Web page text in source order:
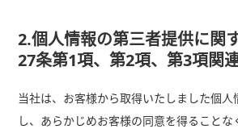
2.個人情報の第三者提供に関
27条第1項、第2項、第3項関連
当社は、お客様から取得いたしました個人
し、あらかじめお客様の同意を得ることな